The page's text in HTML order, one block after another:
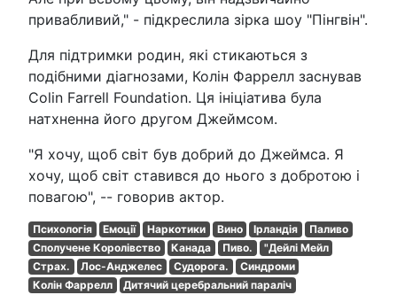
привабливий," - підкреслила зірка шоу "Пінгвін".
Для підтримки родин, які стикаються з
подібними діагнозами, Колін Фаррелл заснував
Colin Farrell Foundation. Ця ініціатива була
натхненна його другом Джеймсом.
"Я хочу, щоб світ був добрий до Джеймса. Я
хочу, щоб світ ставився до нього з добротою і
повагою", -- говорив актор.
Психологія Емоції Наркотики Вино Ірландія
Паливо
Сполучене Королівство
Канада Пиво.
"Дейлі Мейл
Страх.
Лос-Анджелес Судорога.
Синдроми
Колін Фаррелл
Дитячий церебральний параліч